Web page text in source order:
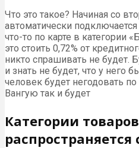
Что это такое? Начиная со
автоматически
что-то по карте в категории
это стоить 0,72% от
никто спрашивать не будет.
и знать не будет, что у него
человек будет негодовать
Вангую так и будет
Категории
распространяется